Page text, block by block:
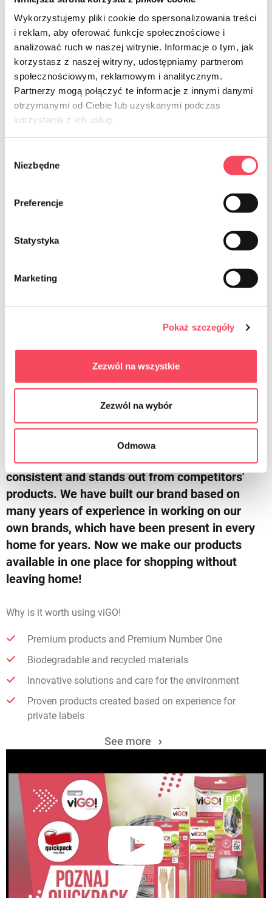
Wykorzystujemy pliki cookie do spersonalizowania treści
i reklam, aby oferować funkcje społecznościowe i
analizować ruch w naszej witrynie. Informacje o tym, jak
korzystasz z naszej witryny, udostępniamy partnerom
społecznościowym, reklamowym i analitycznym.
Partnerzy mogą połączyć te informacje z innymi danymi
otrzymanymi od Ciebie lub uzyskanymi podczas
korzystania z ich usług.
zgody
Niezbędne
Preferencje
Statystyka
Marketing
Pokaż szczegóły
Zezwól na wszystkie
Zezwól na wybór
Odmowa
Tutti i nuovi prodotti
Poznaj vIGO! piknik
ciesz się smakowitymi letnimi chwilami spędzonymi z
viGO
More about us
We try to meet your expectations
viGO! is a revolution on the home products
market. Innovative rebranding that is always
consistent and stands out from competitors'
products. We have built our brand based on
many years of experience in working on our
own brands, which have been present in every
home for years. Now we make our products
available in one place for shopping without
leaving home!
Why is it worth using viGO!
Premium products and Premium Number One
Biodegradable and recycled materials
Innovative solutions and care for the environment
Proven products created based on experience for
private labels
See more